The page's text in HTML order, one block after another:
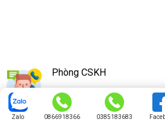
Phòng CSKH
0866918366
Zalo 0866918366 0385183683